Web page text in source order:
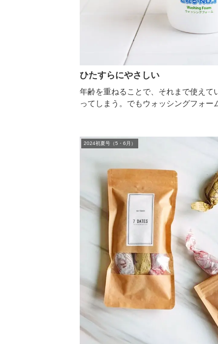
ひたすらにやさしい
年齢を重ねることで、それまで使えて
ってしまう。でもウォッシングフォー
2024初夏号（5・6月）